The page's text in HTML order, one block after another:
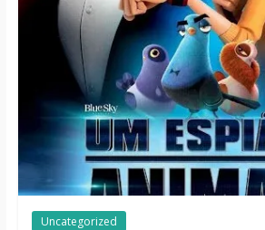
Uncategorized